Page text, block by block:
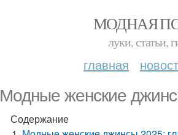
МОДНАЯ
луки, статьи,
главная
Модные женские
Содержание